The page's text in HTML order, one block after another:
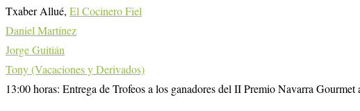
Txaber Allué, El Cocinero Fiel
Daniel Martínez
Jorge Guitián
Tony (Vacaciones y Derivados)
13:00 horas: Entrega de Trofeos a los ganadores del II Premio Navarra